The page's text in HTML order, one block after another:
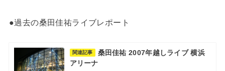
●過去の桑田佳祐ライブレポート
関連記事
桑田佳祐 2007年越しライブ 横浜
アリーナ